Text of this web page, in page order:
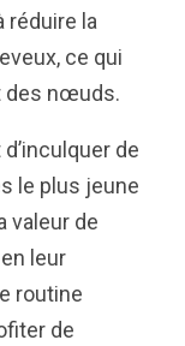
réduire la
ce qui
des nœuds.
de
le plus jeune
valeur de
leur
routine
de